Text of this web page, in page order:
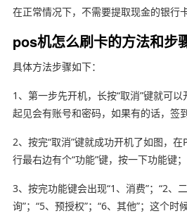
在正常情况下，不需要提取现金的银行卡
pos机怎么刷卡的方法和步
具体方法步骤如下：
1、第一步先开机，长按“取消”键就可
起见会有账号和密码，如果有的话，签
2、按完“取消”键就成功开机了如图，
行最右边有个“功能”键，按一下功能键；
3、按完功能键会出现“1、消费”；“2、
询”；“5、预授权”；“6、其他”；这个时